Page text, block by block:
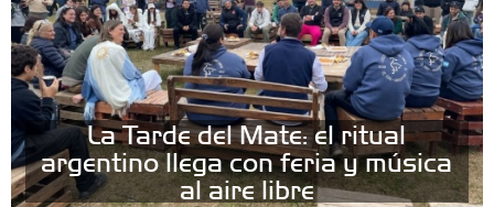
La Tarde del Mate: el ritual
argentino llega con feria y música
al aire libre